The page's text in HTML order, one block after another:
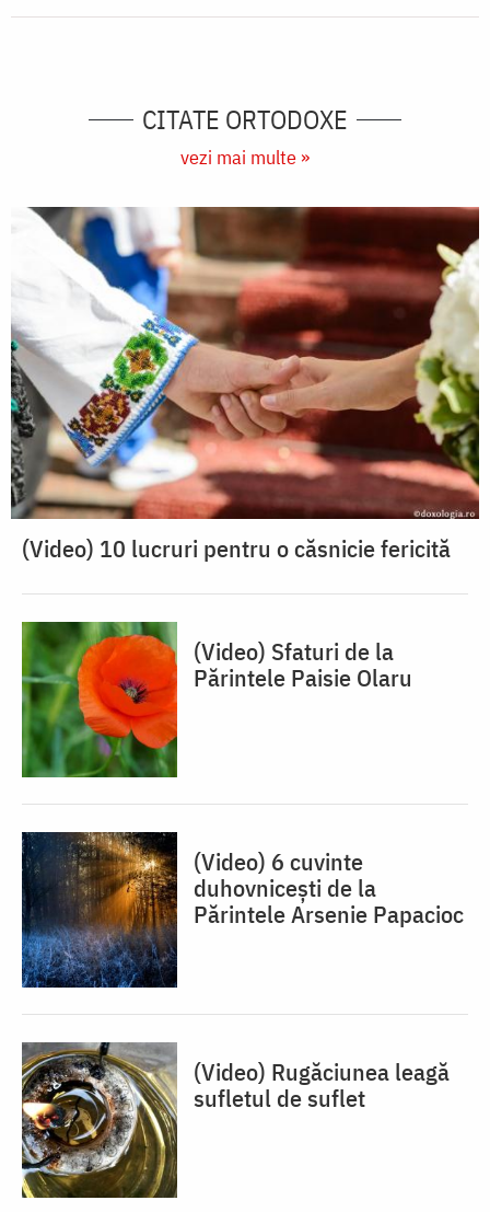
CITATE ORTODOXE
vezi mai multe »
(Video) 10 lucruri pentru o căsnicie fericită
(Video) Sfaturi de la
Părintele Paisie Olaru
(Video) 6 cuvinte
duhovnicești de la
Părintele Arsenie Papacioc
(Video) Rugăciunea leagă
sufletul de suflet